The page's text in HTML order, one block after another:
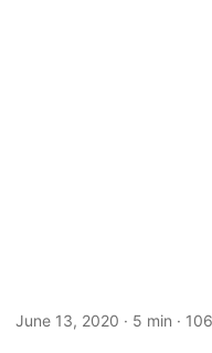
June 13, 2020 · 5 min ·